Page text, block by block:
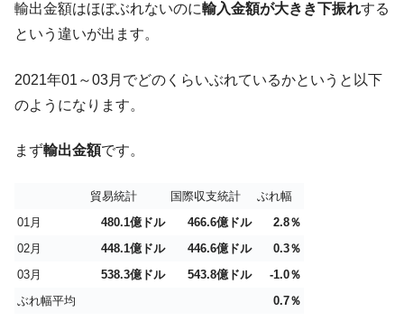
塊！
Fact1
夏の甲子園、優勝校を最も多く輩出している都道
Fact1 今話題の「楽天ライオンズ」とは？
Fact1
全て勝つといくら？ 競馬GI競走で勝利騎手がもら
平成仮面ライダーの意外すぎるモチーフとは？
Fact1
発表から2日で大崩壊、鳴かず飛ばずに終わりそう
なスーパーリーグとは？
Fact1
日本人マスターズ挑戦の歴史。松山以前に最高位
だった選手とは？
輸出金額はほぼぶれないのに輸入金額が大きき下振れする
という違いが出ます。
2021年01～03月でどのくらいぶれているかというと以下
のようになります。
まず輸出金額です。
貿易統計 国際収支統計
ぶれ幅
01月
480.1億ドル 466.6億ドル
2.8％
02月
448.1億ドル 446.6億ドル
0.3％
03月
538.3億ドル 543.8億ドル
-1.0％
ぶれ幅平均
0.7％